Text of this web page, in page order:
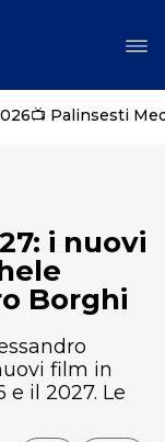
📺 Palinsesti
i nuovi
Borghi
film in
e il 2027. Le